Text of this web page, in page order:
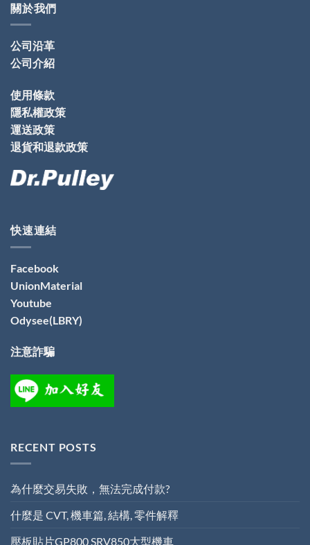
關於我們
公司沿革
公司介紹
使用條款
隱私權政策
運送政策
退貨和退款政策
快速連結
Facebook
UnionMaterial
Youtube
Odysee(LBRY)
注意詐騙
RECENT POSTS
為什麼交易失敗，無法完成付款?
什麼是 CVT, 機車篇, 結構, 零件解釋
壓板貼片GP800 SRV850大型機車